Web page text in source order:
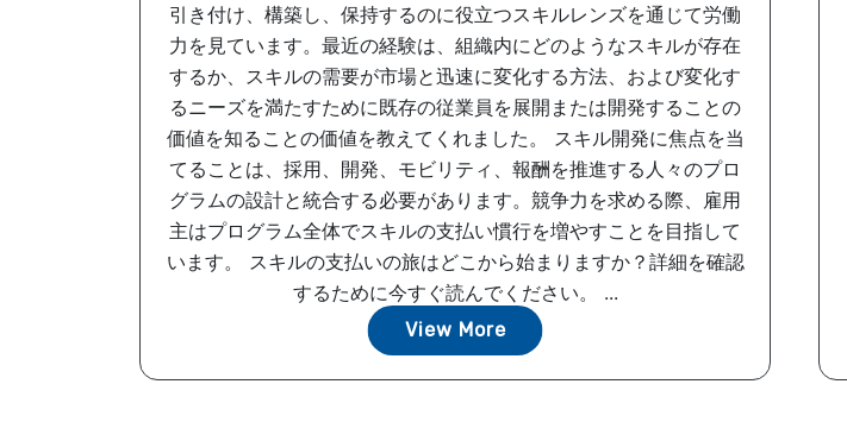
引き付け、構築し、保持するのに役立つスキルレンズを通じて労働
力を見ています。最近の経験は、組織内にどのようなスキルが存在
するか、スキルの需要が市場と迅速に変化する方法、および変化す
るニーズを満たすために既存の従業員を展開または開発することの
価値を知ることの価値を教えてくれました。 スキル開発に焦点を当
てることは、採用、開発、モビリティ、報酬を推進する人々のプロ
グラムの設計と統合する必要があります。競争力を求める際、雇用
主はプログラム全体でスキルの支払い慣行を増やすことを目指して
います。 スキルの支払いの旅はどこから始まりますか？詳細を確認
するために今すぐ読んでください。 ...
View More